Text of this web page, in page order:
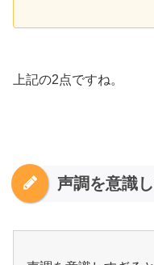
上記の2点ですね。
声調を意識